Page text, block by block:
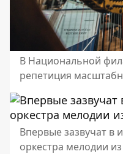
В Национальной
репетиция
Впервые зазвучат в
оркестра мелодии